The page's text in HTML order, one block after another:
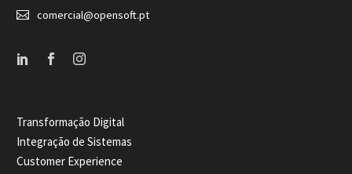

 comercial@opensoft.pt
Transformação Digital
Integração de Sistemas
Customer Experience